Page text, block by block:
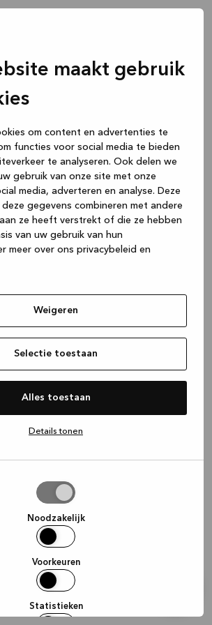
maakt gebruik
om content en advertenties te
functies voor social media te bieden
te analyseren. Ook delen we
gebruik van onze site met onze
media, adverteren en analyse. Deze
gegevens combineren met andere
ze heeft verstrekt of die ze hebben
van uw gebruik van hun
meer over ons privacybeleid en
Weigeren
Selectie toestaan
Alles toestaan
Details tonen
Noodzakelijk
Voorkeuren
Statistieken
(see the browser console for more
information).